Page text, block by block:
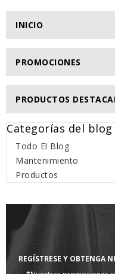
INICIO
PROMOCIONES
PRODUCTOS
Categorías del blog
Todo El Blog
Mantenimiento
Productos
REGÍSTRESE Y OBTENGA